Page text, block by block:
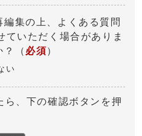
集の上、よくある質問
ていただく場合がありま
（ 必須）
い
ら、下の確認ボタンを押